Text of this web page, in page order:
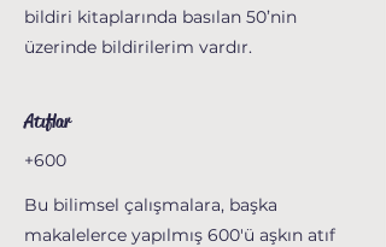
bildiri kitaplarında basılan 50’nin
üzerinde bildirilerim vardır.
Atıflar
+600
Bu bilimsel çalışmalara, başka
makalelerce yapılmış 600'ü aşkın atıf